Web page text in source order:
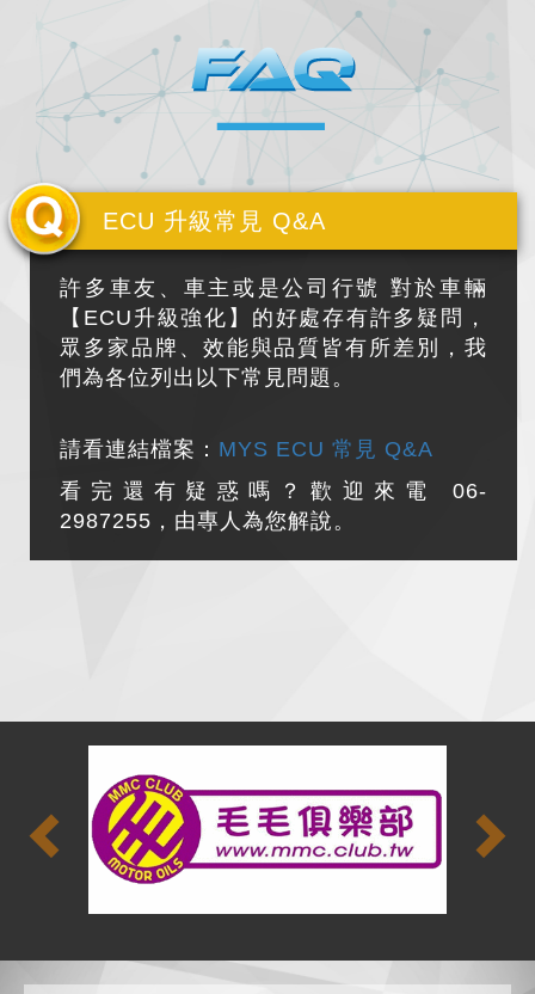
ECU 升級常見 Q&A
許多車友、車主或是公司行號 對於車輛
【ECU升級強化】的好處存有許多疑問，
眾多家品牌、效能與品質皆有所差別，我
們為各位列出以下常見問題。
請看連結檔案 ： MYS ECU 常見 Q&A
看完還有疑惑嗎？歡迎來電 06-
2987255，由專人為您解說。